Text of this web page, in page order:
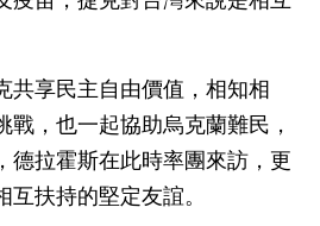
共享民主自由價值，相知相
戰，也一起協助烏克蘭難民，
德拉霍斯在此時率團來訪，更
扶持的堅定友誼。